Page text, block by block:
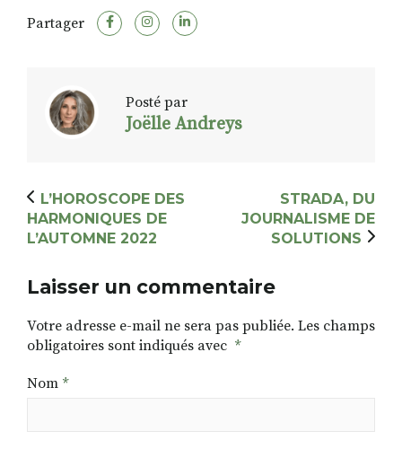
Partager
Posté par
Joëlle Andreys
L’HOROSCOPE DES
HARMONIQUES DE
L’AUTOMNE 2022
STRADA, DU
JOURNALISME DE
SOLUTIONS
Laisser un commentaire
Votre adresse e-mail ne sera pas publiée. Les champs
obligatoires sont indiqués avec *
Nom *